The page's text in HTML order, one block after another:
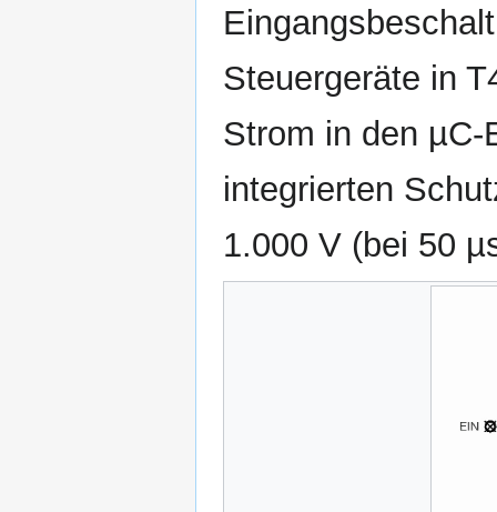
Steuergeräte in
Strom in den µC-
integrierten
1.000 V (bei 50